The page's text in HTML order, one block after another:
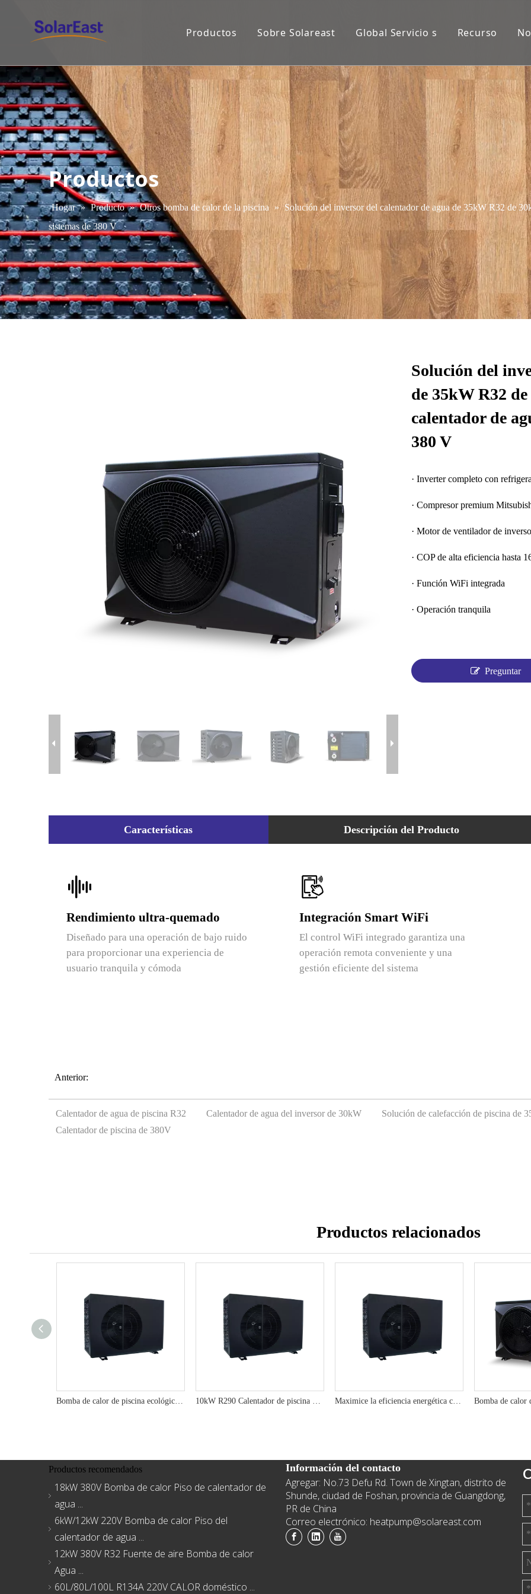
Productos Sobre Solareast Global Servicio s Recurso
Productos
Hogar » Producto » Otros bomba de calor de la piscina » Solución del inversor del calentador de agua de 35kW R32 de
sistemas de 380 V
Solución del
de 35kW R32
calentador de
380 V
· Inverter completo con
· Compresor premium
· Motor de ventilador de
· COP de alta eficiencia hasta
· Función WiFi integrada
· Operación tranquila
Preguntar
Características Descripción del Producto
Rendimiento ultra-quemado
Diseñado para una operación de bajo ruido
para proporcionar una experiencia de
usuario tranquila y cómoda
Integración Smart WiFi
El control WiFi integrado garantiza una
operación remota conveniente y una
gestión eficiente del sistema
Anterior:
Calentador de agua de piscina R32 Calentador de agua del inversor de 30kW
Solución de calefacción de piscina de
Calentador de piscina de 380V
Productos relacionados
Bomba de calor de piscina ecológica de 13kW R290 para la máxima eficiencia 10kW R290 Calentador de piscina de la bomba de calor mejorado con el rendimiento mejorado con SG Maximice la eficiencia energética con 7kW R290 Solución de piscina de la bomba de calor
Productos recomendados
18kW 380V Bomba de calor Piso de calentador de
agua ...
6kW/12kW 220V Bomba de calor Piso del
calentador de agua ...
12kW 380V R32 Fuente de aire Bomba de calor
Agua ...
60L/80L/100L R134A 220V CALOR doméstico ...
Información del contacto
Agregar: No.73 Defu Rd. Town de Xingtan, distrito de
Shunde, ciudad de Foshan, provincia de Guangdong,
PR de China
Correo electrónico: heatpump@solareast.com